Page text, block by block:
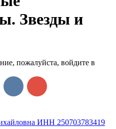
карты
Построение гороскопа
№ 1
№ 2 ПЛАНЕТЫ
Звезды и
пожалуйста, войдите в
ИНН 250703783419